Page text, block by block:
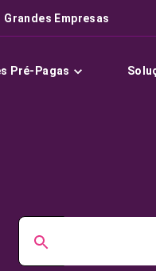
Grandes Empresas
Pré-Pagas